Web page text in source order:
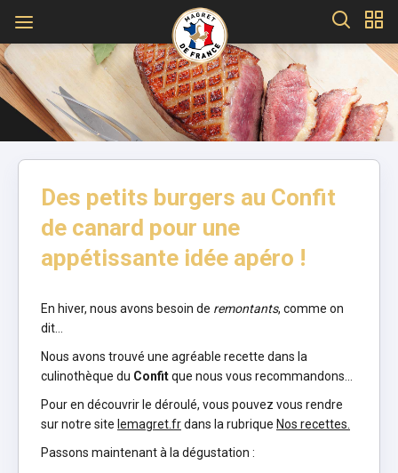
Des petits burgers au Confit
de canard pour une
appétissante idée apéro !
En hiver, nous avons besoin de remontants, comme on
dit…
Nous avons trouvé une agréable recette dans la
culinothèque du Confitque nous vous recommandons…
Pour en découvrir le déroulé, vous pouvez vous rendre
sur notre site lemagret.frdans la rubrique Nos recettes.
Passons maintenant à la dégustation :